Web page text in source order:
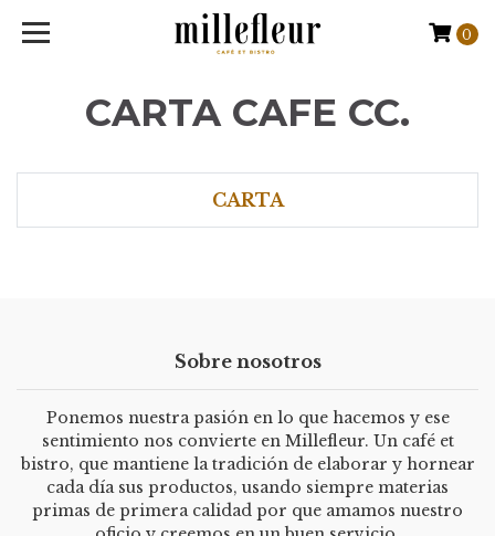
0
CARTA CAFE CC.
CARTA
Sobre nosotros
Ponemos nuestra pasión en lo que hacemos y ese
sentimiento nos convierte en Millefleur. Un café et
bistro, que mantiene la tradición de elaborar y hornear
cada día sus productos, usando siempre materias
primas de primera calidad por que amamos nuestro